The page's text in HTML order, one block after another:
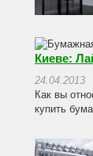
Киеве:
24.04.2013
Как вы
купить